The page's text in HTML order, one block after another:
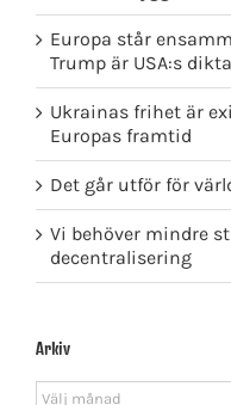
Europa står
Trump är USA:s
Ukrainas frihet är
Europas framtid
Det går utför för
Vi behöver mindre
decentralisering
Arkiv
Arkiv